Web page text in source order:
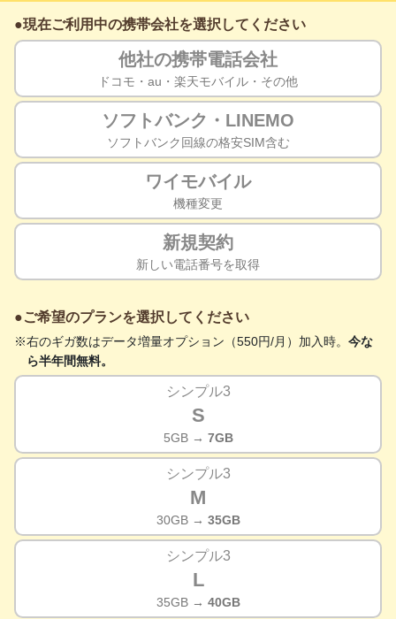
現在ご利用中の携帯会社を選択してください
他社の携帯電話会社
ドコモ・au・ 楽天モバイル・その他
ソフトバンク・LINEMO
ソフトバンク回線の格安SIM含む
ワイモバイル
機種変更
新規契約
新しい電話番号を取得
ご希望のプランを選択してください
右のギガ数はデータ増量オプション（550円/月）加入時。 今な
ら半年間無料。
シンプル3
S
5GB→ 7GB
シンプル3
M
30GB→ 35GB
シンプル3
L
35GB→ 40GB